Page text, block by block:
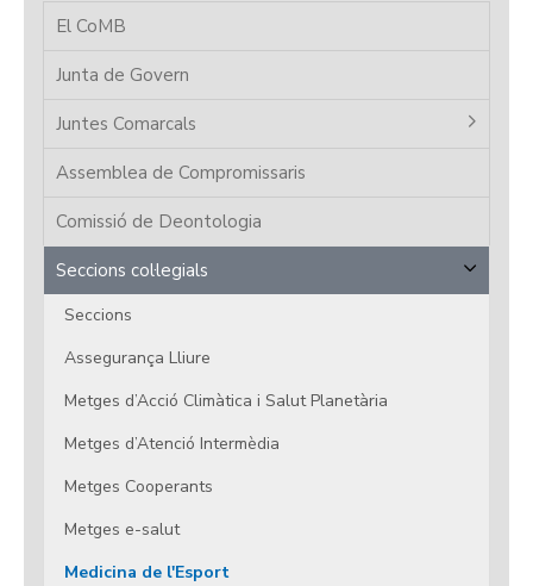
El CoMB
Junta de Govern
Juntes Comarcals
Assemblea de Compromissaris
Comissió de Deontologia
Seccions col·legials
Seccions
Assegurança Lliure
Metges d’Acció Climàtica i Salut Planetària
Metges d’Atenció Intermèdia
Metges Cooperants
Metges e-salut
Medicina de l'Esport